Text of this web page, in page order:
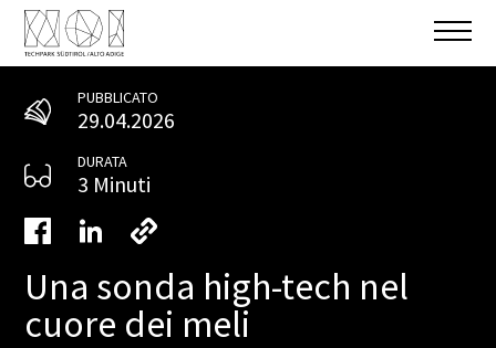
PUBBLICATO
29.04.2026
DURATA
3 Minuti
Una sonda high-tech nel
cuore dei meli